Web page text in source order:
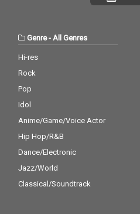
Genre-All Genres
Hi-res
Rock
Pop
Idol
Anime/Game/Voice Actor
Hip Hop/R&B
Dance/Electronic
Jazz/World
Classical/Soundtrack